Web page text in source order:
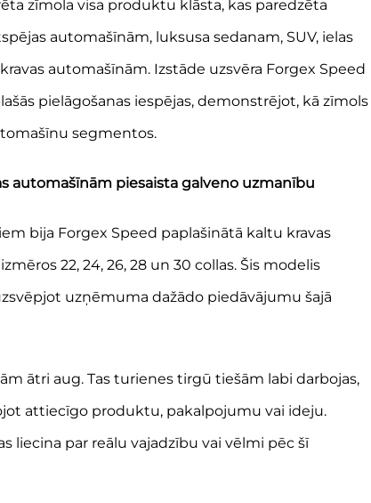
zīmola visa produktu klāsta, kas paredzēta
automašīnām, luksusa sedanam, SUV, ielas
automašīnām. Izstāde uzsvēra Forgex Speed
pielāgošanas iespējas, demonstrējot, kā zīmols
segmentos.
automašīnām piesaista galveno uzmanību
bija Forgex Speed paplašinātā kaltu kravas
22, 24, 26, 28 un 30 collas. Šis modelis
uzņēmuma dažādo piedāvājumu šajā
ātri aug. Tas turienes tirgū tiešām labi darbojas,
attiecīgo produktu, pakalpojumu vai ideju.
liecina par reālu vajadzību vai vēlmi pēc šī